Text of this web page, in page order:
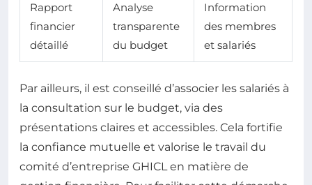
Rapport
financier
détaillé
Analyse
transparente
du budget
Information
des membres
et salariés
Par ailleurs, il est conseillé d’associer les salariés à
la consultation sur le budget, via des
présentations claires et accessibles. Cela fortifie
la confiance mutuelle et valorise le travail du
comité d’entreprise GHICL en matière de